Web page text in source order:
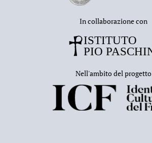
In collaborazione con
Nell'ambito del progetto